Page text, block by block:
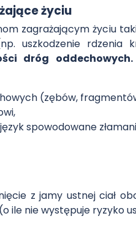
życiu
zagrażającym życiu
uszkodzenie rdzenia
dróg
(zębów,
spowodowane
z jamy ustnej ciał
ile nie występuje ryzyko